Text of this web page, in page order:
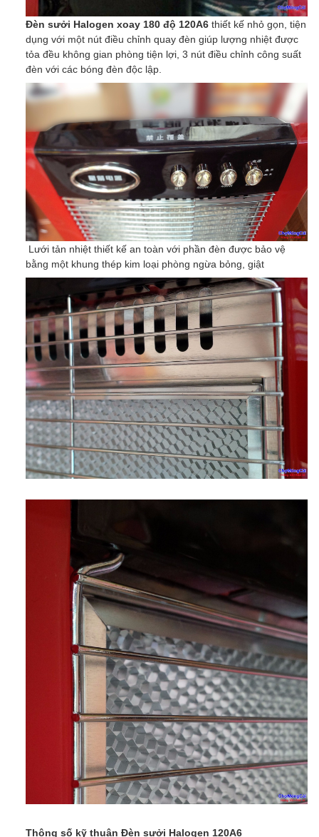
Đèn sưởi Halogen xoay 180 độ 120A6thiết kế nhỏ gọn, tiện
dụng với một nút điều chỉnh quay đèn giúp lượng nhiệt được
tỏa đều không gian phòng tiện lợi, 3 nút điều chỉnh công suất
đèn với các bóng đèn độc lập.
Lưới tản nhiệt thiết kế an toàn với phần đèn được bảo vệ
bằng một khung thép kim loại phòng ngừa bỏng, giật
Thông số kỹ thuận Đèn sưởi Halogen 120A6